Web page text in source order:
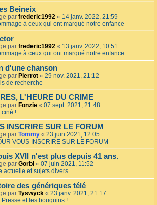
Beineix
par frederic1992 « 14 janv. 2022, 21:59
à ceux qui ont marqué notre enfance
par frederic1992 « 13 janv. 2022, 10:51
à ceux qui ont marqué notre enfance
d'une chanson
par Pierrot « 29 nov. 2021, 21:12
de recherche
L'HEURE DU CRIME
par Fonzie « 07 sept. 2021, 21:48
ciné !
INSCRIRE SUR LE FORUM
par Tommy « 23 juin 2021, 12:05
VOUS INSCRIRE SUR LE FORUM
XVII n'est plus depuis 41 ans.
par Gorbi « 07 juin 2021, 11:52
actuelle et sujets divers...
des génériques télé
par Tyswyck « 23 janv. 2021, 21:17
Presse et les bouquins !